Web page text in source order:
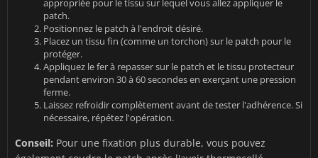
appropriée pour le tissu sur lequel vous allez appliquer le
patch.
Positionnez le patch à l'endroit désiré.
Placez un tissu fin (comme un torchon) sur le patch pour le
protéger.
Appliquez le fer à repasser sur le patch et le tissu protecteur
pendant environ 30 à 60 secondes en exerçant une pression
ferme.
Laissez refroidir complètement avant de tester l'adhérence. Si
nécessaire, répétez l'opération.
Conseil: Pour une fixation plus durable, vous pouvez